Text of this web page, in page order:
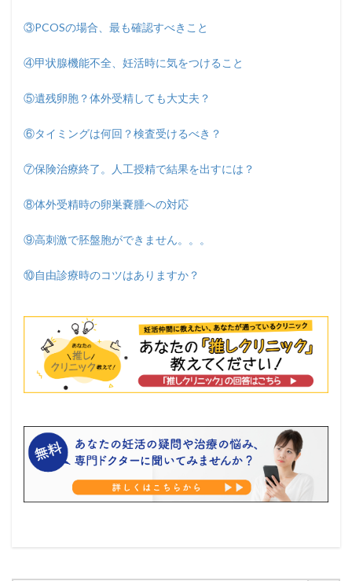
③PCOSの場合、最も確認すべきこと
④甲状腺機能不全、妊活時に気をつけること
⑤遺残卵胞？体外受精しても大丈夫？
⑥タイミングは何回？検査受けるべき？
⑦保険治療終了。人工授精で結果を出すには？
⑧体外受精時の卵巣嚢腫への対応
⑨高刺激で胚盤胞ができません。。。
⑩自由診療時のコツはありますか？